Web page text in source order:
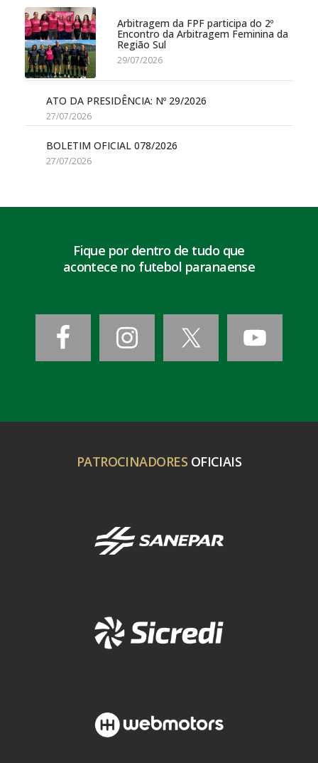
Arbitragem da FPF participa do 2º
Encontro da Arbitragem Feminina da
Região Sul
29/07/2026
ATO DA PRESIDÊNCIA: Nº 29/2026
27/07/2026
BOLETIM OFICIAL 078/2026
27/07/2026
Fique por dentro de tudo que
acontece no futebol paranaense
PATROCINADORES OFICIAIS